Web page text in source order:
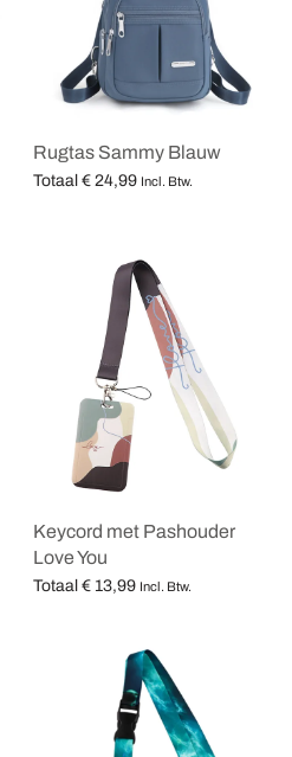
Rugtas Sammy Blauw
Totaal € 24,99 Incl. Btw.
Keycord met Pashouder
Love You
Totaal € 13,99 Incl. Btw.